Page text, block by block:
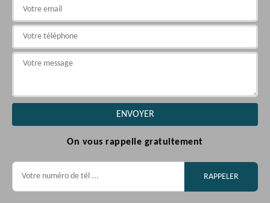
On vous rappelle gratuitement